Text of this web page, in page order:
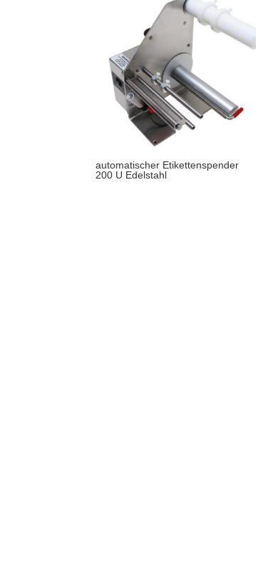
automatischer Etikettenspender
200 U Edelstahl